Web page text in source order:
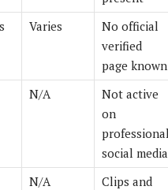
Varies
No official
verified
page known
N/A
Not active
on
social media
N/A
Clips and